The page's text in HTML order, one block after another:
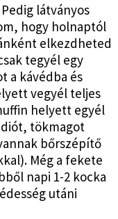
látványos
hogy holnaptól
elkezdheted
tegyél egy
a kávédba és
vegyél teljes
helyett egyél
tökmagot
bőrszépítő
Még a fekete
napi 1-2 kocka
utáni